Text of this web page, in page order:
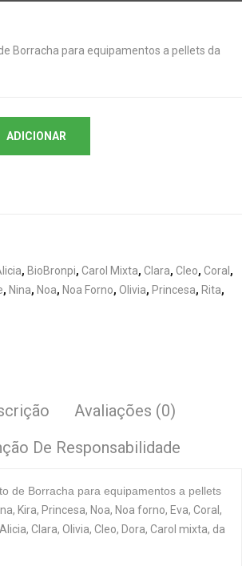
Borracha para equipamentos a pellets da
ADICIONAR
, BioBronpi, Carol Mixta, Clara, Cleo, Coral ,
, Nina, Noa, Noa Forno, Olivia, Princesa, Rita,
Avaliações (0)
De Responsabilidade
de Borracha para equipamentos a pellets
Kira, Princesa, Noa, Noa forno, Eva, Coral,
Clara, Olivia, Cleo, Dora, Carol mixta, da